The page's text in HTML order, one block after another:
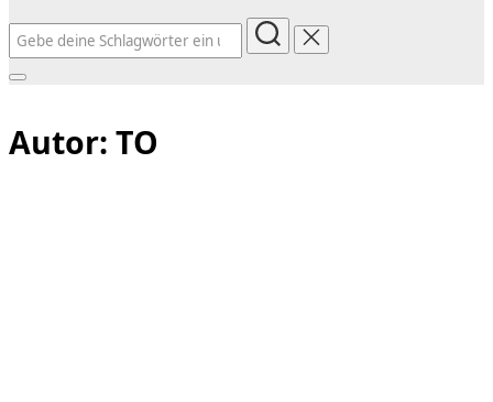
Suchen
nach:
Seitenleiste
umschalten
Autor: TO